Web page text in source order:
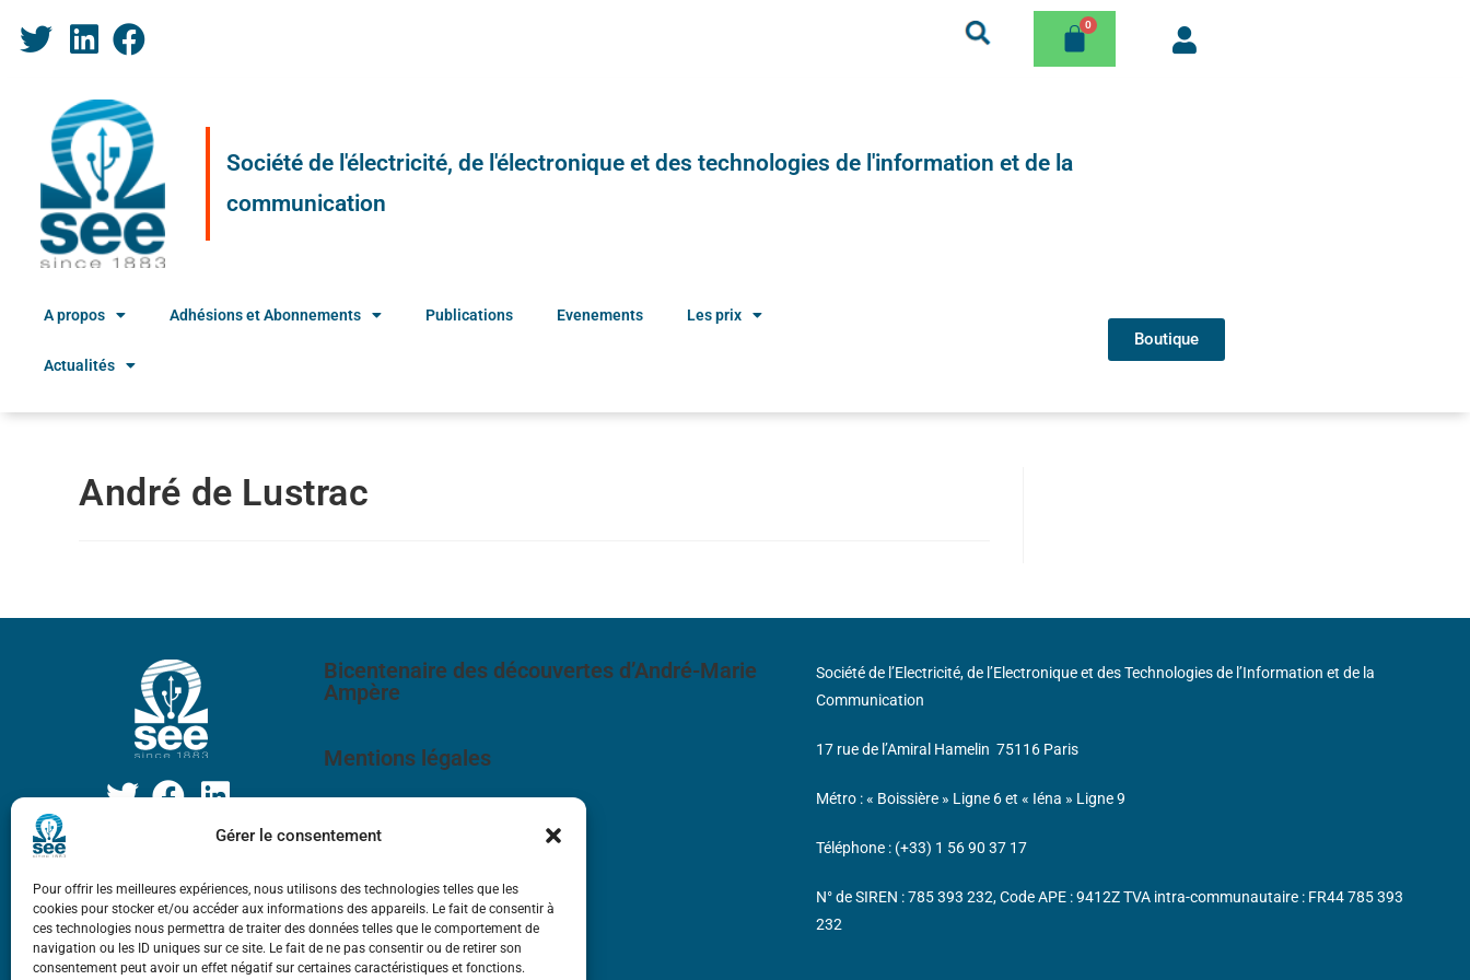
Gérer le consentement
Pour offrir les meilleures expériences, nous utilisons des technologies telles que les
cookies pour stocker et/ou accéder aux informations des appareils. Le fait de consentir à
ces technologies nous permettra de traiter des données telles que le comportement de
navigation ou les ID uniques sur ce site. Le fait de ne pas consentir ou de retirer son
consentement peut avoir un effet négatif sur certaines caractéristiques et fonctions.
Société de l'électricité, de l'électronique et des technologies de l'information et de la
communication
A propos Adhésions et Abonnements Publications Evenements Les prix
Actualités
Boutique
André de Lustrac
Bicentenaire des découvertes d’André-Marie
Ampère
Mentions légales
Société de l’Electricité, de l’Electronique et des Technologies de l’Information et de la
Communication
17 rue de l’Amiral Hamelin 75116 Paris
Métro : « Boissière » Ligne 6 et « Iéna » Ligne 9
Téléphone : (+33) 1 56 90 37 17
N° de SIREN : 785 393 232, Code APE : 9412Z TVA intra-communautaire : FR44 785 393
232